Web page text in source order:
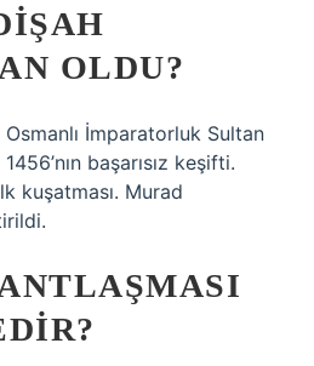
OLDU?
Osmanlı İmparatorluk Sultan
başarısız keşifti.
kuşatması. Murad